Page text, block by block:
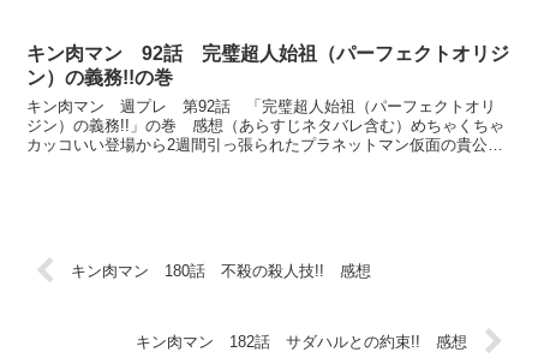
キン肉マン 92話 完璧超人始祖（パーフェクトオリジ
ン）の義務!!の巻
キン肉マン 週プレ 第92話 「完璧超人始祖（パーフェクトオリ
ジン）の義務!!」の巻 感想（あらすじネタバレ含む）めちゃくちゃ
カッコいい登場から2週間引っ張られたプラネットマン仮面の貴公子
キン肉マン 180話 不殺の殺人技!! 感想
キン肉マン 182話 サダハルとの約束!! 感想